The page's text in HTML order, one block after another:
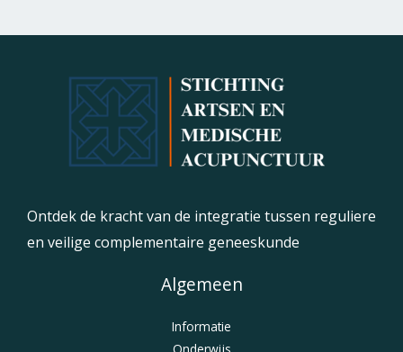
Ontdek de kracht van de integratie tussen reguliere
en veilige complementaire geneeskunde
Algemeen
Informatie
Onderwijs